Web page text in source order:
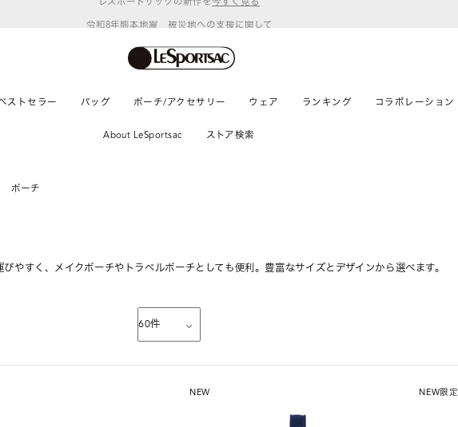
ストセラー バッグ ポーチ/アクセサリー ウェア ランキング コラボレーション
About LeSportsac ストア検索
ポーチ
やすく、メイクポーチやトラベルポーチとしても便利。豊富なサイズとデザインから選べます。
60件
NEW NEW限定